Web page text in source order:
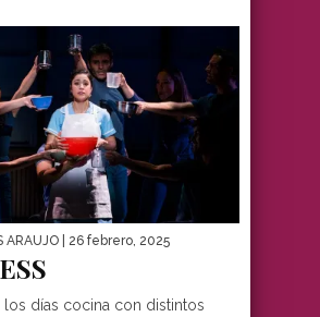
ARAUJO | 26 febrero, 2025
los días cocina con distintos